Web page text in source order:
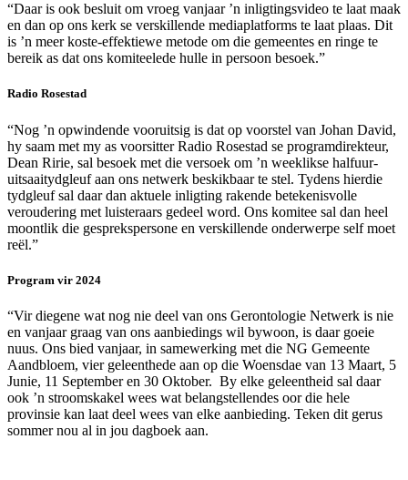
“Daar is ook besluit om vroeg vanjaar ’n inligtingsvideo te laat maak
en dan op ons kerk se verskillende mediaplatforms te laat plaas. Dit
is ’n meer koste-effektiewe metode om die gemeentes en ringe te
bereik as dat ons komiteelede hulle in persoon besoek.”
Radio Rosestad
“Nog ’n opwindende vooruitsig is dat op voorstel van Johan David,
hy saam met my as voorsitter Radio Rosestad se programdirekteur,
Dean Ririe, sal besoek met die versoek om ’n weeklikse halfuur-
uitsaaitydgleuf aan ons netwerk beskikbaar te stel. Tydens hierdie
tydgleuf sal daar dan aktuele inligting rakende betekenisvolle
veroudering met luisteraars gedeel word. Ons komitee sal dan heel
moontlik die gesprekspersone en verskillende onderwerpe self moet
reël.”
Program vir 2024
“Vir diegene wat nog nie deel van ons Gerontologie Netwerk is nie
en vanjaar graag van ons aanbiedings wil bywoon, is daar goeie
nuus. Ons bied vanjaar, in samewerking met die NG Gemeente
Aandbloem, vier geleenthede aan op die Woensdae van 13 Maart, 5
Junie, 11 September en 30 Oktober. By elke geleentheid sal daar
ook ’n stroomskakel wees wat belangstellendes oor die hele
provinsie kan laat deel wees van elke aanbieding. Teken dit gerus
sommer nou al in jou dagboek aan.